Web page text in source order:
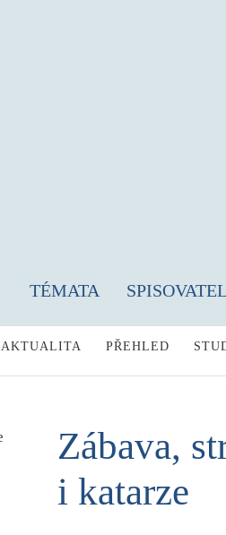
TÉMATA
AKTUALITA PŘEHLED
Zábava,
i katarze